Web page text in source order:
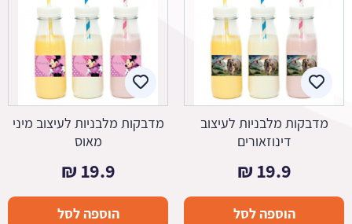
מדבקות מלבניות לעיצוב
דינוזאורים
19.9
₪
הוספה לסל
מדבקות מלבניות לעיצוב מיני
מאוס
19.9
₪
הוספה לסל